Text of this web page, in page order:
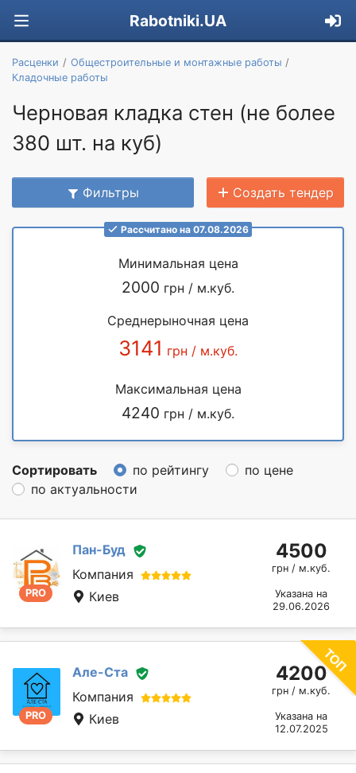
Rabotniki.UA
Расценки
Общестроительные и монтажные работы
Кладочные работы
Черновая кладка стен (не более
380 шт. на куб)
Фильтры Создать тендер
Рассчитано на 07.08.2026
Минимальная цена
2000 грн / м.куб.
Среднерыночная цена
3141 грн / м.куб.
Максимальная цена
4240 грн / м.куб.
Сортировать по рейтингу
по цене
по актуальности
PRO
Пан-Буд
Компания
Киев
4500
грн / м.куб.
Указана на
29.06.2026
PRO
Але-Ста
Компания
Киев
4200
грн / м.куб.
Указана на
12.07.2025